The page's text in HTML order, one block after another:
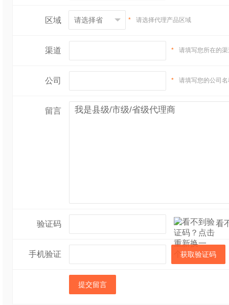
区域 * 请选择代理产品区域
渠道 * 请填写您所在的
公司 * 请填写您的公司
留言
验证码 看
手机验证 获取验证码
提交留言